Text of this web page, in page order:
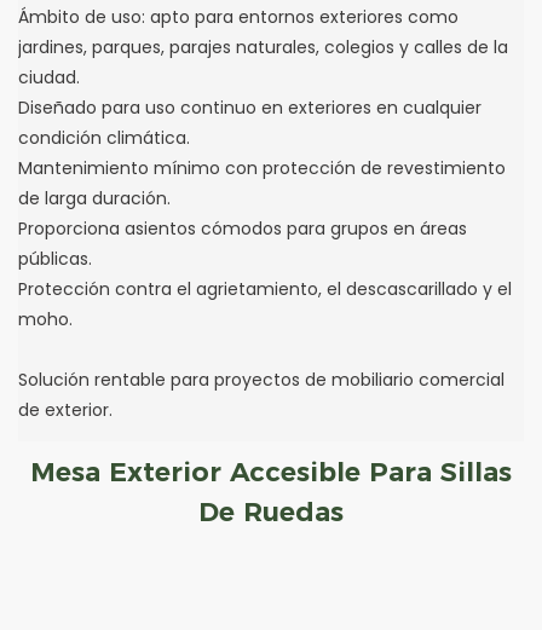
Ámbito de uso: apto para entornos exteriores como
jardines, parques, parajes naturales, colegios y calles de la
ciudad.
Diseñado para uso continuo en exteriores en cualquier
condición climática.
Mantenimiento mínimo con protección de revestimiento
de larga duración.
Proporciona asientos cómodos para grupos en áreas
públicas.
Protección contra el agrietamiento, el descascarillado y el
moho.
Solución rentable para proyectos de mobiliario comercial
de exterior.
Mesa Exterior Accesible Para Sillas
De Ruedas